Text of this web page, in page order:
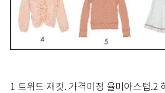
1 트위드 재킷. 가격미정 율미아스텝.2